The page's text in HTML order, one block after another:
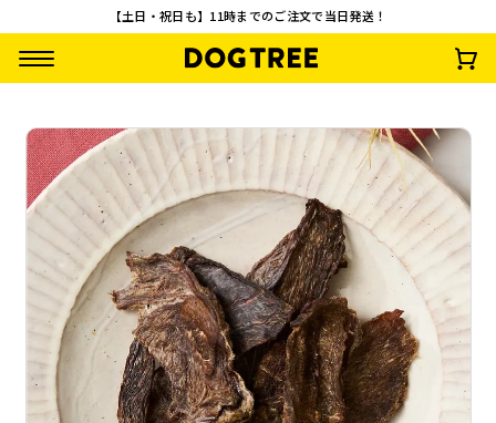
【土日・祝日も】11時までのご注文で当日発送！
【お得パック】鮪
（まぐろ）の切身
約380g
(税込)
【お得パック】鱈
（たら）ほぐし 約2
80g
¥5,000 (税込)
【お得パック】鶏の
砂肝 約450g
¥5,000 (税込)
【お得パック】鹿
肉付あばら骨 ロン
グ 約300g
¥5,000 (税込)